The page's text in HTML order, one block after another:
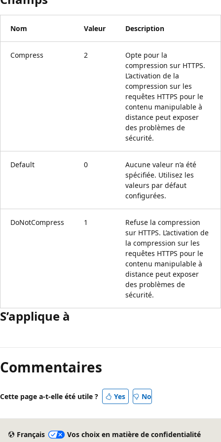
Nom Valeur Description
Compress 2
Opte pour la
compression sur HTTPS.
L’activation de la
compression sur les
requêtes HTTPS pour le
contenu manipulable à
distance peut exposer
des problèmes de
sécurité.
Default 0
Aucune valeur n’a été
spécifiée. Utilisez les
valeurs par défaut
configurées.
DoNotCompress 1
Refuse la compression
sur HTTPS. L’activation de
la compression sur les
requêtes HTTPS pour le
contenu manipulable à
distance peut exposer
des problèmes de
sécurité.
S’applique à
lecture
désactivé
Commentaires
Cette page a-t-elle été utile ? Yes No
Français Vos choix en matière de confidentialité